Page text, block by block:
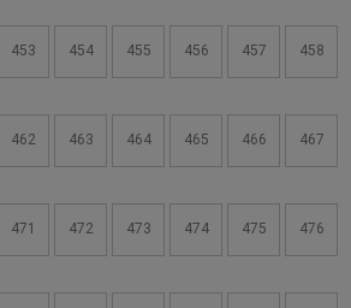
453 454 455 456 457 458
462 463 464 465 466 467
471 472 473 474 475 476